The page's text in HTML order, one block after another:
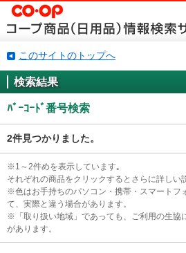
このサイトのトップへ
検索結果
ﾊﾞｰｺｰﾄﾞ番号検索
2件見つかりました。
※1～2件めを表示しています｡
それぞれの商品をクリックするとさらに詳しい
※色はお手持ちのパソコン・携帯・スマートフ
て、実際と違う場合があります。
※「取り扱い地域」であっても、ご利用の生協
があります。